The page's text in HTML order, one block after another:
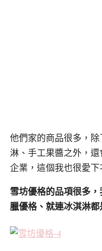
他們家的商品很多，
淋、手工果醬之外，
企業，這個我也很愛下
雪坊優格的品項很多
臘優格、就連冰淇淋